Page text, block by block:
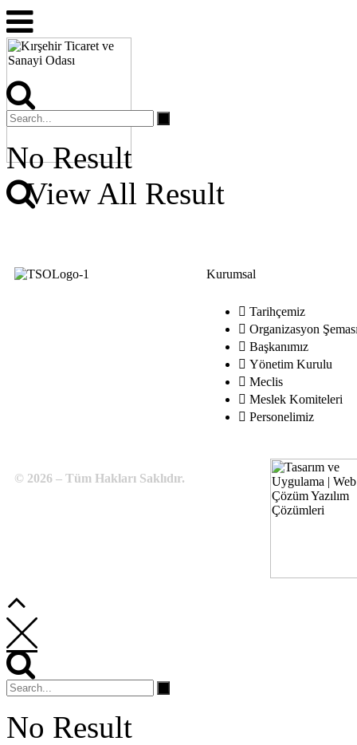
No Result
View All Result
Kurumsal
Tarihçemiz
Organizasyon
Başkanımız
Yönetim Kurulu
Meclis
Meslek Komiteleri
Personelimiz
© 2026 – Tüm Hakları Saklıdır.
No Result